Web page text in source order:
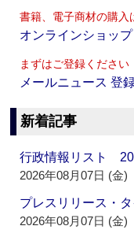
書籍、電子商材の購入
オンラインショップ
まずはご登録ください
メールニュース 登
新着記事
行政情報リスト
2026年08月07日 (金)
プレスリリース・
2026年08月07日 (金)